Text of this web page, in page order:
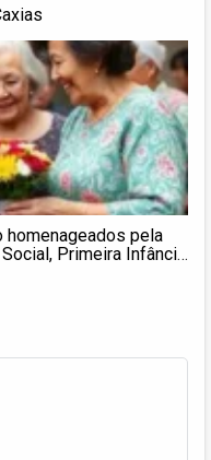
pela
Primeira Infância